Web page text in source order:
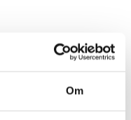
Om
der er